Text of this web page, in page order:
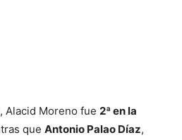
, Alacid Moreno fue 2ª en la
que Antonio Palao Díaz,